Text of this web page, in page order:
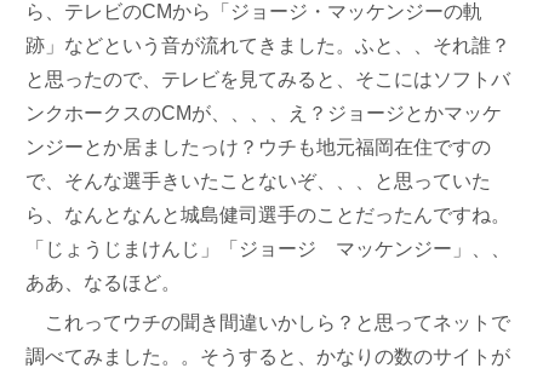
ら、テレビのCMから「ジョージ・マッケンジーの軌
跡」などという音が流れてきました。ふと、、それ誰？
と思ったので、テレビを見てみると、そこにはソフトバ
ンクホークスのCMが、、、、え？ジョージとかマッケ
ンジーとか居ましたっけ？ウチも地元福岡在住ですの
で、そんな選手きいたことないぞ、、、と思っていた
ら、なんとなんと城島健司選手のことだったんですね。
「じょうじまけんじ」「ジョージ マッケンジー」、、
ああ、なるほど。
これってウチの聞き間違いかしら？と思ってネットで
調べてみました。。そうすると、かなりの数のサイトが